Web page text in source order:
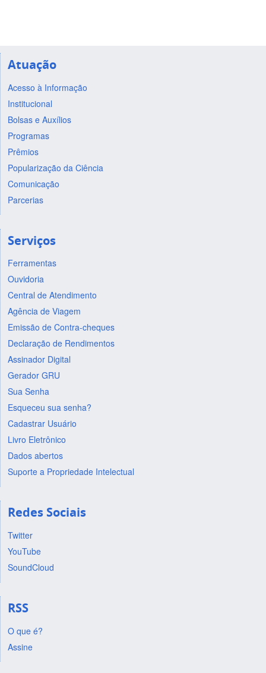
Atuação
Acesso à Informação
Institucional
Bolsas e Auxílios
Programas
Prêmios
Popularização da Ciência
Comunicação
Parcerias
Serviços
Ferramentas
Ouvidoria
Central de Atendimento
Agência de Viagem
Emissão de Contra-cheques
Declaração de Rendimentos
Assinador Digital
Gerador GRU
Sua Senha
Esqueceu sua senha?
Cadastrar Usuário
Livro Eletrônico
Dados abertos
Suporte a Propriedade Intelectual
Redes Sociais
Twitter
YouTube
SoundCloud
RSS
O que é?
Assine